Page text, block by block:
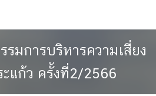
มการบริหารความเสี่ยง
แก้ว ครั้งที่2/2566